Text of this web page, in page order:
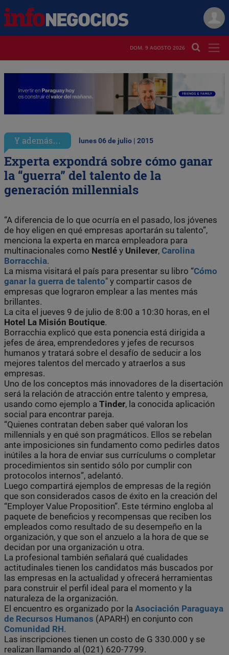
DOM. 9 AGOSTO 2026
Y además… lunes 06 de julio | 2015
Experta expondrá sobre cómo ganar
la “guerra” del talento de la
generación millennials
“A diferencia de lo que ocurría en el pasado, los jóvenes
de hoy eligen en qué empresas aportarán su talento”,
menciona la experta en marca empleadora para
multinacionales como Nestlé y Unilever, Carolina
Borracchia.
La misma visitará el país para presentar su libro “Cómo
ganar la guerra de talento" y compartir casos de
empresas que lograron emplear a las mentes más
brillantes.
La cita el jueves 9 de julio de 8:00 a 10:30 horas, en el
Hotel La Misión Boutique.
Borracchia explicó que esta ponencia está dirigida a
jefes de área, emprendedores y jefes de recursos
humanos y tratará sobre el desafío de seducir a los
mejores talentos del mercado y atraerlos a sus
empresas.
Uno de los conceptos más innovadores de la disertación
será la relación de atracción entre talento y empresa,
usando como ejemplo a Tinder, la conocida aplicación
social para encontrar pareja.
“Quienes contratan deben saber qué valoran los
millennials y en qué son pragmáticos. Ellos se rebelan
ante imposiciones sin fundamento como pedirles datos
inútiles a la hora de enviar sus currículums o completar
procedimientos sin sentido sólo por cumplir con
protocolos internos”, adelantó.
Luego compartirá ejemplos de empresas de la región
que son considerados casos de éxito en la creación del
“Employer Value Proposition”. Este término engloba al
paquete de beneficios y recompensas que reciben los
empleados como resultado de su desempeño en la
organización, y que son el anzuelo a la hora de que se
decidan por una organización u otra.
La profesional también señalará qué cualidades
actitudinales tienen los candidatos más buscados por
las empresas en la actualidad y ofrecerá herramientas
para construir el perfil ideal para el momento y la
naturaleza de la organización.
El encuentro es organizado por la Asociación Paraguaya
de Recursos Humanos (APARH) en conjunto con
Comunidad RH.
Las inscripciones tienen un costo de G 330.000 y se
realizan llamando al (021) 620-7799.